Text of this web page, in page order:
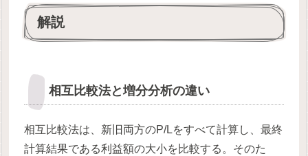
解説
相互比較法と増分分析の違い
相互比較法は、新旧両方のP/Lをすべて計算し、最終
計算結果である利益額の大小を比較する。そのた